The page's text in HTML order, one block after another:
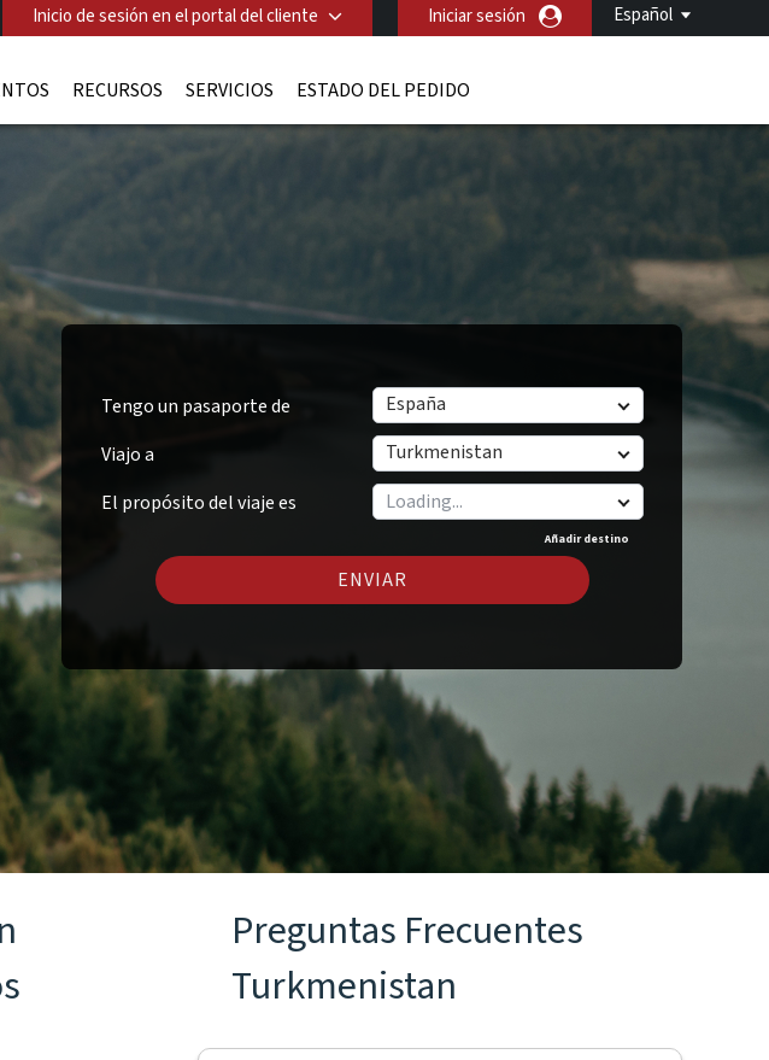
Español
Inicio de sesión en el portal del cliente Iniciar sesión
RECURSOS SERVICIOS ESTADO DEL PEDIDO
Tengo un pasaporte de
España
Viajo a
Turkmenistan
El propósito del viaje es
Añadir destino
ENVIAR
Preguntas Frecuentes
Turkmenistan